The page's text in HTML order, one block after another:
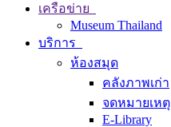
เครือข่าย
Museum Thailand
บริการ
ห้องสมุด
คลังภาพเก่า
จดหมายเหตุ
E-Library